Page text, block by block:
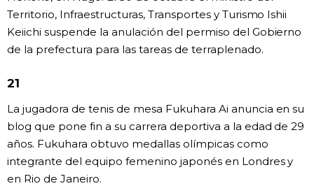
Territorio, Infraestructuras, Transportes y Turismo Ishii
Keiichi suspende la anulación del permiso del Gobierno
de la prefectura para las tareas de terraplenado.
21
La jugadora de tenis de mesa Fukuhara Ai anuncia en su
blog que pone fin a su carrera deportiva a la edad de 29
años. Fukuhara obtuvo medallas olímpicas como
integrante del equipo femenino japonés en Londres y
en Rio de Janeiro.